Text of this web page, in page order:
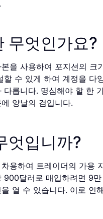
무엇인가요?
을 사용하여 포지션의
할 수 있게 하여 계정을 다
다릅니다. 명심해야 할 한
양날의 검입니다.
엇입니까?
용하여 트레이더의 가용
900달러로 매입하려면 9
열 수 있습니다. 이로 인